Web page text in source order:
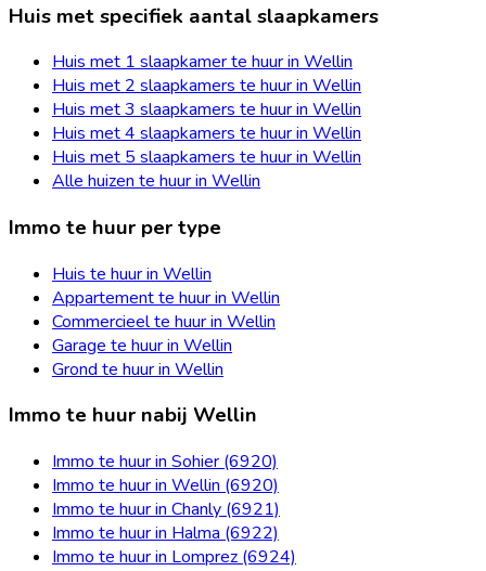
Huis met specifiek aantal slaapkamers
Huis met 1 slaapkamer te huur in Wellin
Huis met 2 slaapkamers te huur in Wellin
Huis met 3 slaapkamers te huur in Wellin
Huis met 4 slaapkamers te huur in Wellin
Huis met 5 slaapkamers te huur in Wellin
Alle huizen te huur in Wellin
Immo te huur per type
Huis te huur in Wellin
Appartement te huur in Wellin
Commercieel te huur in Wellin
Garage te huur in Wellin
Grond te huur in Wellin
Immo te huur nabij Wellin
Immo te huur in Sohier (6920)
Immo te huur in Wellin (6920)
Immo te huur in Chanly (6921)
Immo te huur in Halma (6922)
Immo te huur in Lomprez (6924)